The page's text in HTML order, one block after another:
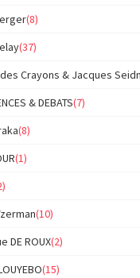
(8)
(37)
Crayons & Jacques
& DEBATS(7)
(8)
(1)
(10)
DE ROUX(2)
(15)